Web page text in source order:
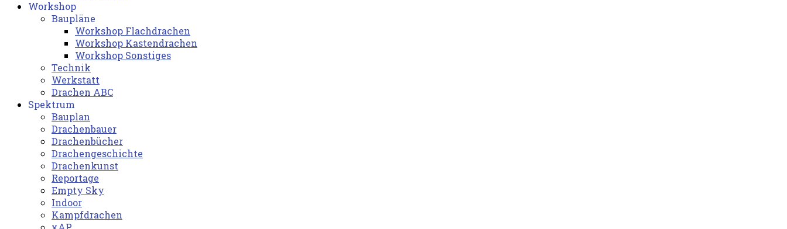
Workshop
Baupläne
Workshop Flachdrachen
Workshop Kastendrachen
Workshop Sonstiges
Technik
Werkstatt
Drachen ABC
Spektrum
Bauplan
Drachenbauer
Drachenbücher
Drachengeschichte
Drachenkunst
Reportage
Empty Sky
Indoor
Kampfdrachen